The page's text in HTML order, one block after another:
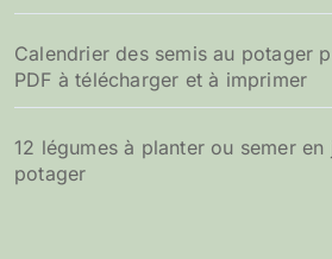
Calendrier des semis au potager
PDF à télécharger et à imprimer
12 légumes à planter ou semer
potager